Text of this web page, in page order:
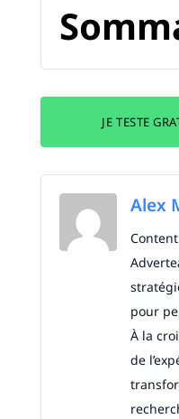
JE TESTE
Alex
pour
À la
de